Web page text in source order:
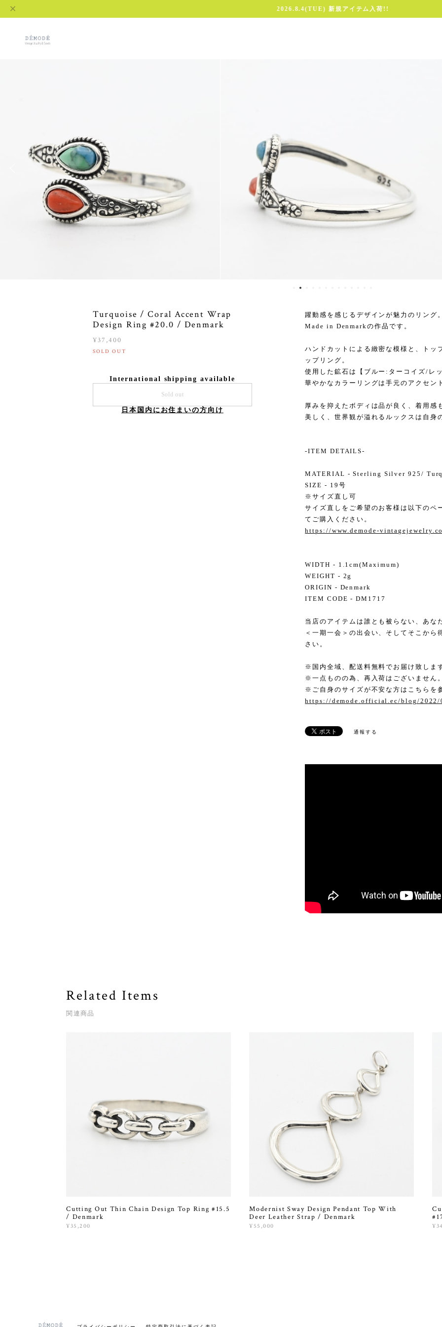
2026.8.4(TUE) 新規アイテム入荷!!
Turquoise / Coral Accent Wrap
Design Ring #20.0 / Denmark
¥37,400
SOLD OUT
International shipping available
Sold out
日本国内にお住まいの方向け
躍動感を感じるデザインが魅力のリング。
Made in Denmarkの作品です。
ハンドカットによる緻密な模様と、トッ
ップリング。
使用した鉱石は【ブルー:ターコイズ/レ
華やかなカラーリングは手元のアクセン
厚みを抑えたボディは品が良く、着用感
美しく、世界観が溢れるルックスは自身
-ITEM DETAILS-
MATERIAL - Sterling Silver 925/
SIZE - 19号
※サイズ直し可
サイズ直しをご希望のお客様は以下のペ
てご購入ください。
https://www.demode-
WIDTH - 1.1cm(Maximum)
WEIGHT - 2g
ORIGIN - Denmark
ITEM CODE - DM1717
当店のアイテムは誰とも被らない、あな
＜一期一会＞の出会い、そしてそこから
さい。
※国内全域、配送料無料でお届け致しま
※一点ものの為、再入荷はございません。
※ご自身のサイズが不安な方はこちらを
https://demode.official.ec/blog/2022/
通報する
Related Items
関連商品
Cutting Out Thin Chain Design Top Ring #15.5
/ Denmark
¥35,200
Modernist Sway Design Pendant Top With
Deer Leather Strap / Denmark
¥55,000